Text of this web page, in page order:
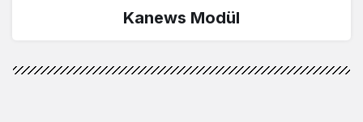
Kanews Modül